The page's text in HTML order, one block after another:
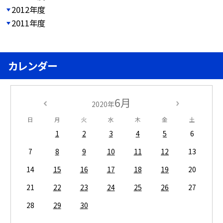
2012年度
2011年度
カレンダー
2020年6月
日 月 火 水 木 金 土
1 2 3 4 5
6
7
8 9 10 11 12
13
14
15 16 17 18 19
20
21
22 23 24 25 26
27
28
29 30